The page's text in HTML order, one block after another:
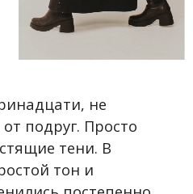
не
подруг. Просто
тени. В
тон и